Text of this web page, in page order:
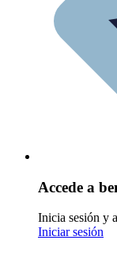
Accede a
Inicia sesión y
Iniciar sesión